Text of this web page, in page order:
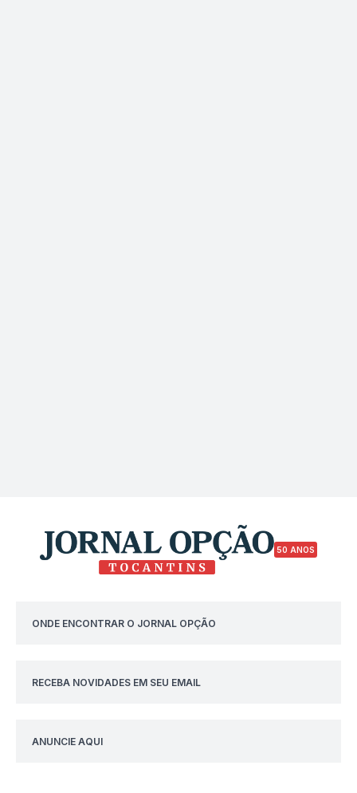
50 ANOS
ONDE ENCONTRAR O JORNAL OPÇÃO
RECEBA NOVIDADES EM SEU EMAIL
ANUNCIE AQUI